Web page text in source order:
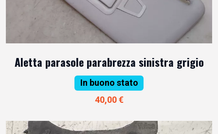
Aletta parasole parabrezza sinistra grigio
In buono stato
40,00 €